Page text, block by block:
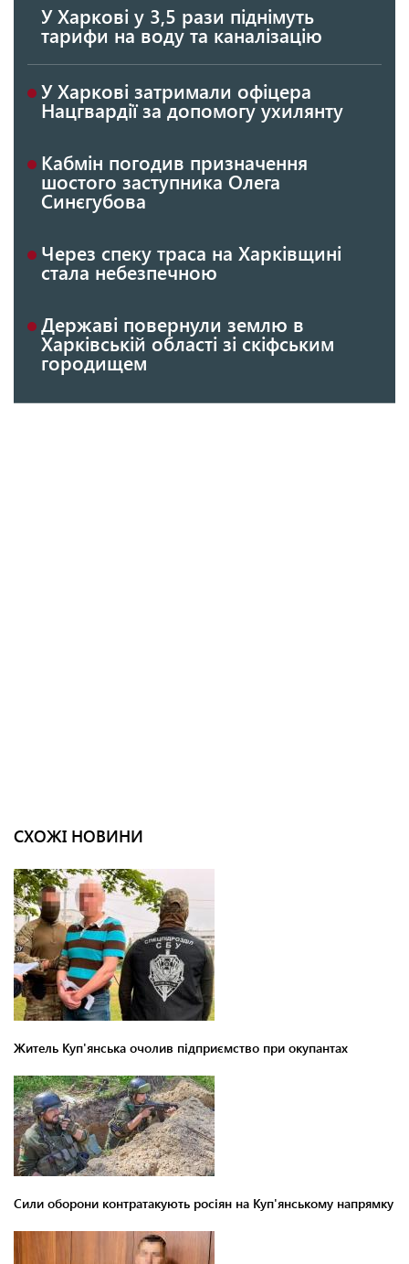
У Харкові у 3,5 рази піднімуть
тарифи на воду та каналізацію
У Харкові затримали офіцера
Нацгвардії за допомогу ухилянту
Кабмін погодив призначення
шостого заступника Олега
Синєгубова
Через спеку траса на Харківщині
стала небезпечною
Державі повернули землю в
Харківській області зі скіфським
городищем
СХОЖІ НОВИНИ
Житель Куп'янська очолив підприємство при окупантах
Сили оборони контратакують росіян на Куп'янському напрямку